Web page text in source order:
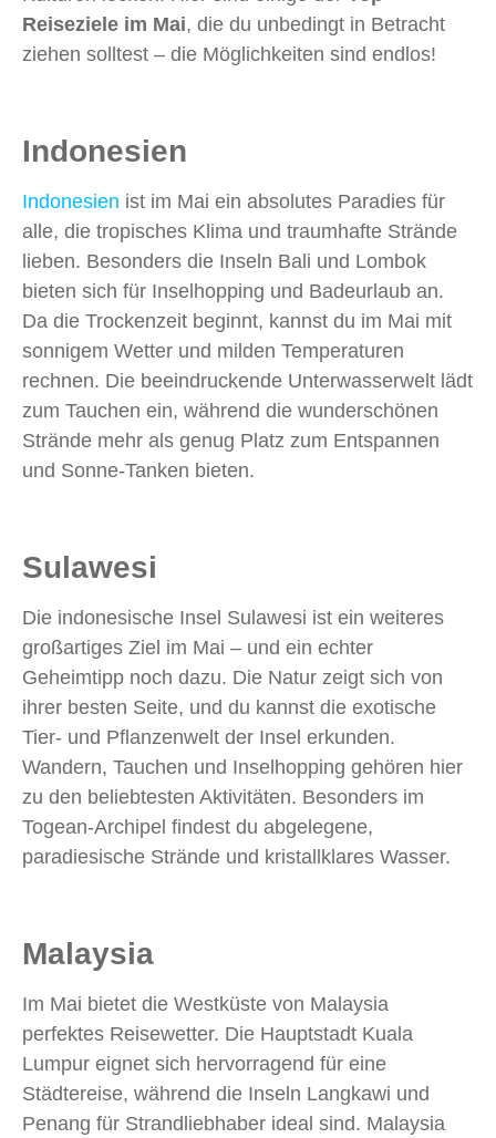
Reiseziele im Mai, die du unbedingt in Betracht
ziehen solltest – die Möglichkeiten sind endlos!
Indonesien
Indonesien ist im Mai ein absolutes Paradies für
alle, die tropisches Klima und traumhafte Strände
lieben. Besonders die Inseln Bali und Lombok
bieten sich für Inselhopping und Badeurlaub an.
Da die Trockenzeit beginnt, kannst du im Mai mit
sonnigem Wetter und milden Temperaturen
rechnen. Die beeindruckende Unterwasserwelt lädt
zum Tauchen ein, während die wunderschönen
Strände mehr als genug Platz zum Entspannen
und Sonne-Tanken bieten.
Sulawesi
Die indonesische Insel Sulawesi ist ein weiteres
großartiges Ziel im Mai – und ein echter
Geheimtipp noch dazu. Die Natur zeigt sich von
ihrer besten Seite, und du kannst die exotische
Tier- und Pflanzenwelt der Insel erkunden.
Wandern, Tauchen und Inselhopping gehören hier
zu den beliebtesten Aktivitäten. Besonders im
Togean-Archipel findest du abgelegene,
paradiesische Strände und kristallklares Wasser.
Malaysia
Im Mai bietet die Westküste von Malaysia
perfektes Reisewetter. Die Hauptstadt Kuala
Lumpur eignet sich hervorragend für eine
Städtereise, während die Inseln Langkawi und
Penang für Strandliebhaber ideal sind. Malaysia